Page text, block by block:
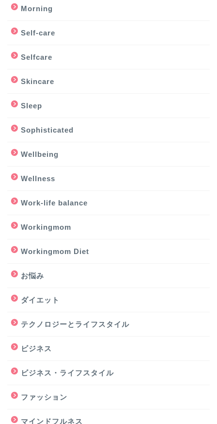
Morning
Self-care
Selfcare
Skincare
Sleep
Sophisticated
Wellbeing
Wellness
Work-life balance
Workingmom
Workingmom Diet
お悩み
ダイエット
テクノロジーとライフスタイル
ビジネス
ビジネス・ライフスタイル
ファッション
マインドフルネス